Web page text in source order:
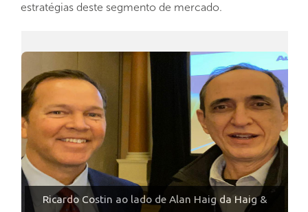
estratégias deste segmento de mercado.
Ricardo Costin ao lado de Alan Haig da Haig &